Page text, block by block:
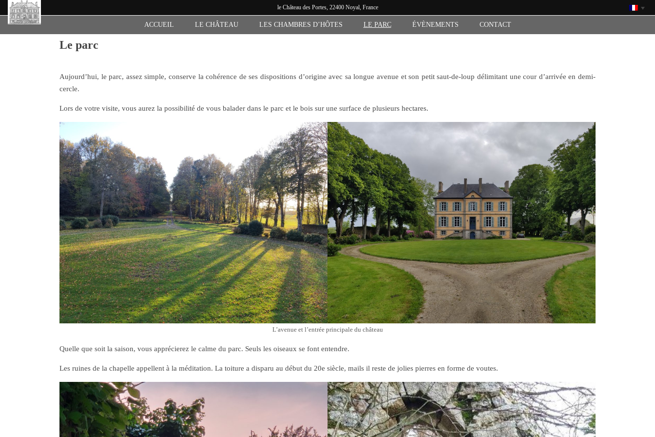
le Château des Portes, 22400 Noyal, France
ACCUEIL LE CHÂTEAU LES CHAMBRES D’HÔTES LE PARC ÉVÈNEMENTS CONTACT
Le parc
Aujourd’hui, le parc, assez simple, conserve la cohérence de ses dispositions d’origine avec sa longue avenue et son petit saut-de-loup délimitant une cour d’arrivée en demi-
cercle.
Lors de votre visite, vous aurez la possibilité de vous balader dans le parc et le bois sur une surface de plusieurs hectares.
L’avenue et l’entrée principale du château
Quelle que soit la saison, vous apprécierez le calme du parc. Seuls les oiseaux se font entendre.
Les ruines de la chapelle appellent à la méditation. La toiture a disparu au début du 20e siècle, mails il reste de jolies pierres en forme de voutes.